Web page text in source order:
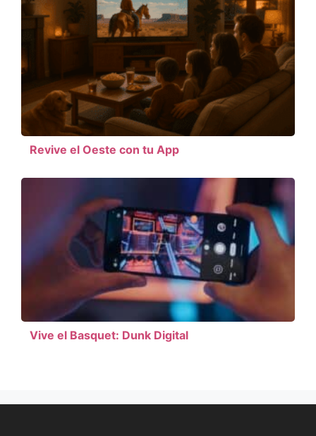
Revive el Oeste con tu App
Vive el Basquet: Dunk Digital